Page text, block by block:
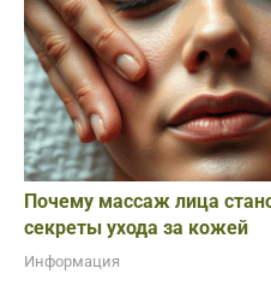
Почему массаж лица
секреты ухода за кожей
Информация